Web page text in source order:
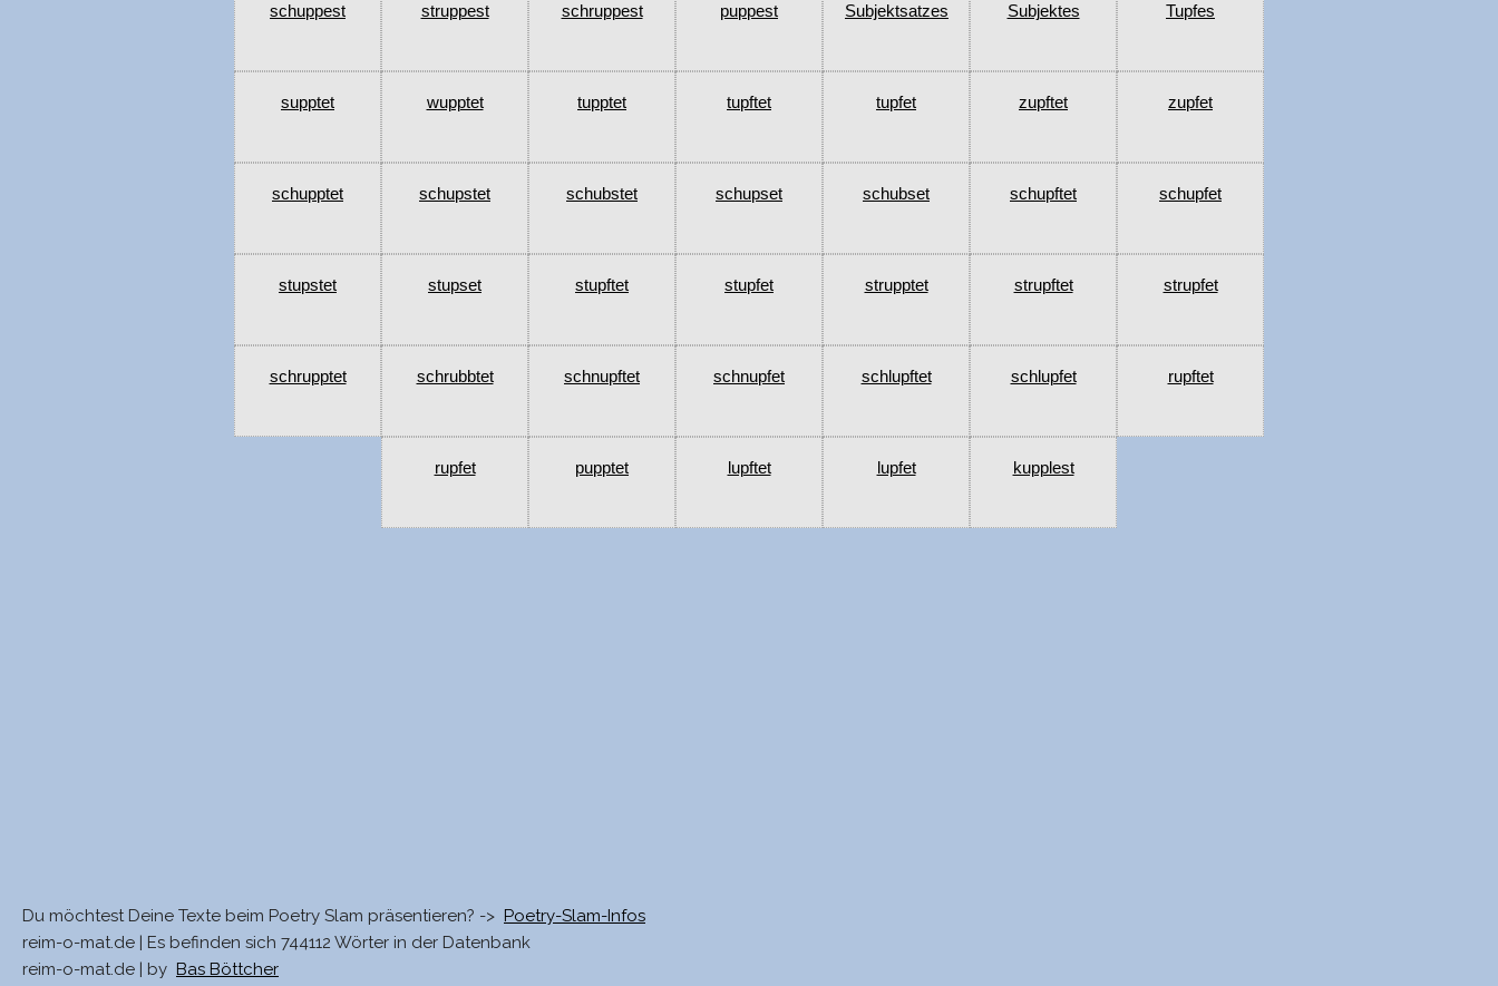
schuppest struppest schruppest puppest Subjektsatzes Subjektes Tupfes
supptet wupptet tupptet tupftet tupfet zupftet zupfet
schupptet schupstet schubstet schupset schubset schupftet schupfet
stupstet stupset stupftet stupfet strupptet strupftet strupfet
schrupptet schrubbtet schnupftet schnupfet schlupftet schlupfet rupftet
rupfet pupptet lupftet lupfet kupplest
Du möchtest Deine Texte beim Poetry Slam präsentieren? -> Poetry-Slam-Infos
reim-o-mat.de | Es befinden sich 744112 Wörter in der Datenbank
reim-o-mat.de | by Bas Böttcher